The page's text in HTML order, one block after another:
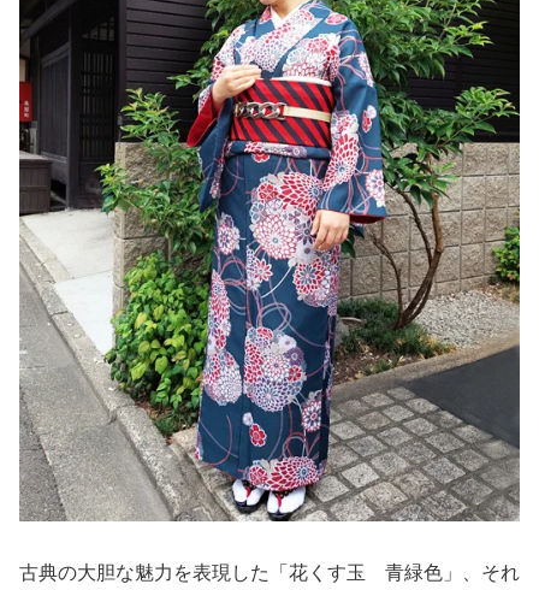
古典の大胆な魅力を表現した「花くす玉 青緑色」、それ